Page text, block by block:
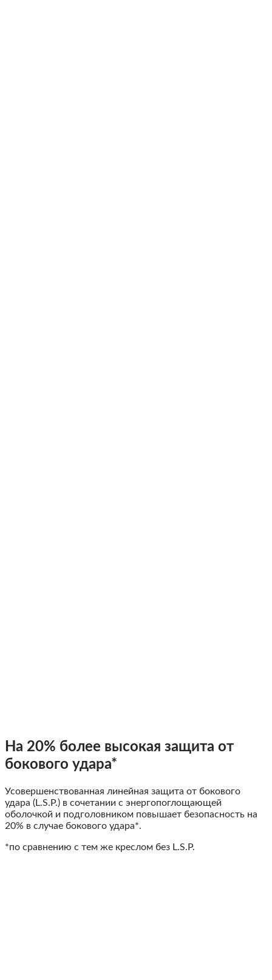
На 20% более высокая защита от
бокового удара*
Усовершенствованная линейная защита от бокового
удара (L.S.P.) в сочетании с энергопоглощающей
оболочкой и подголовником повышает безопасность на
20% в случае бокового удара*.
*по сравнению с тем же креслом без L.S.P.